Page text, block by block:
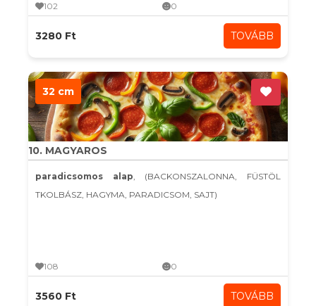
102 0
3280 Ft TOVÁBB
32 cm
10. MAGYAROS
paradicsomos alap, (BACKONSZALONNA, FÜSTÖL
TKOLBÁSZ, HAGYMA, PARADICSOM, SAJT)
108 0
3560 Ft TOVÁBB